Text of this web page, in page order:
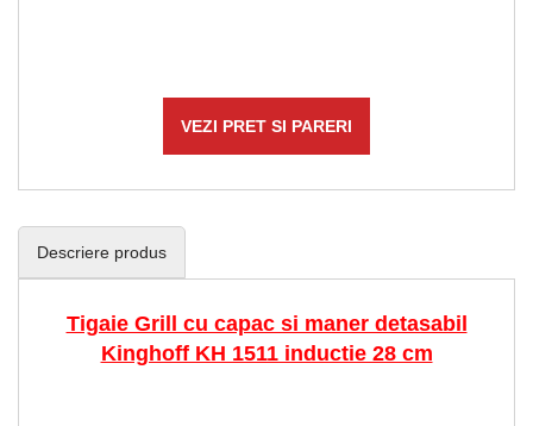
VEZI PRET SI PARERI
Descriere produs
Tigaie Grill cu capac si maner detasabil
Kinghoff KH 1511 inductie 28 cm